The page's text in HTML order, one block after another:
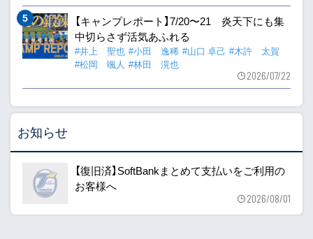
【キャンプレポート】7/20〜21 炎天下にも集
中切らさず活気あふれる
#井上 聖也 #小田 逸稀 #山口 卓己 #木許 太賀
#松岡 颯人 #林田 滉也
2026/07/22
お知らせ
【復旧済】SoftBankまとめて支払いをご利用の
お客様へ
2026/08/01